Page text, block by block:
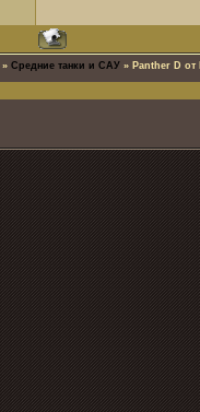
» Средние танки и САУ » Panther D от